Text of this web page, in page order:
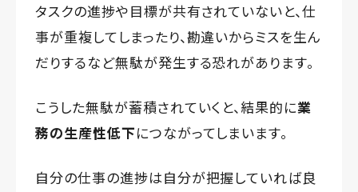
タスクの進捗や目標が共有されていないと、仕
事が重複してしまったり、勘違いからミスを生ん
だりするなど無駄が発生する恐れがあります。
こうした無駄が蓄積されていくと、結果的に業
務の生産性低下につながってしまいます。
自分の仕事の進捗は自分が把握していれば良